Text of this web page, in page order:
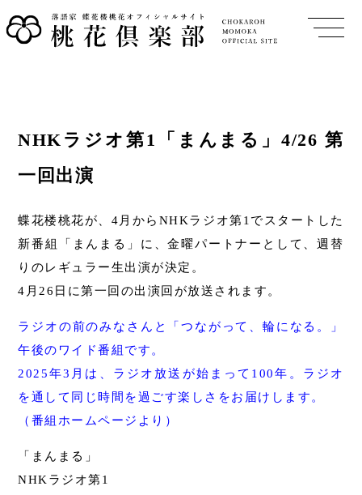
NHKラジオ第1「まんまる」4/26 第
一回出演
蝶花楼桃花が、4月からNHKラジオ第1でスタートした
新番組「まんまる」に、金曜パートナーとして、週替
りのレギュラー生出演が決定。
4月26日に第一回の出演回が放送されます。
ラジオの前のみなさんと「つながって、輪になる。」
午後のワイド番組です。
2025年3月は、ラジオ放送が始まって100年。ラジオ
を通して同じ時間を過ごす楽しさをお届けします。
（番組ホームページより）
「まんまる」
NHKラジオ第1